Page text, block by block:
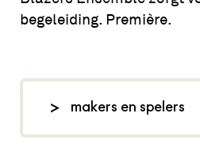
begeleiding. Première.
makers en spelers